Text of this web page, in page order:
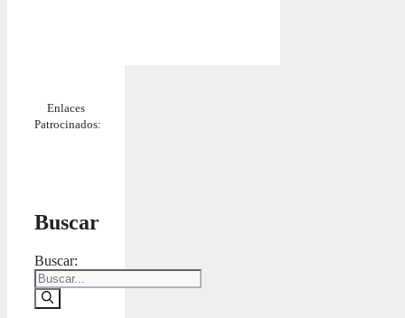
Enlaces
Patrocinados:
Buscar
Buscar: